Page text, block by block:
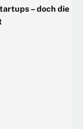
– doch die